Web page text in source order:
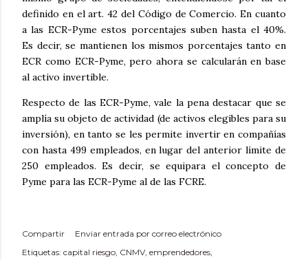
definido en el art. 42 del Código de Comercio. En cuanto
a las ECR-Pyme estos porcentajes suben hasta el 40%.
Es decir, se mantienen los mismos porcentajes tanto en
ECR como ECR-Pyme, pero ahora se calcularán en base
al activo invertible.
Respecto de las ECR-Pyme, vale la pena destacar que se
amplía su objeto de actividad (de activos elegibles para su
inversión), en tanto se les permite invertir en compañías
con hasta 499 empleados, en lugar del anterior límite de
250 empleados. Es decir, se equipara el concepto de
Pyme para las ECR-Pyme al de las FCRE.
Compartir
Enviar entrada por correo electrónico
Etiquetas: capital riesgo CNMV emprendedores